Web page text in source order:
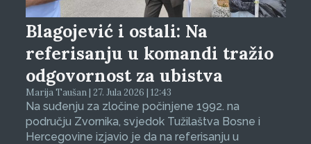
Blagojević i ostali: Na
referisanju u komandi tražio
odgovornost za ubistva
Marija Taušan | 27. Jula 2026 | 12:43
Na suđenju za zločine počinjene 1992. na
području Zvornika, svjedok Tužilaštva Bosne i
Hercegovine izjavio je da na referisanju u